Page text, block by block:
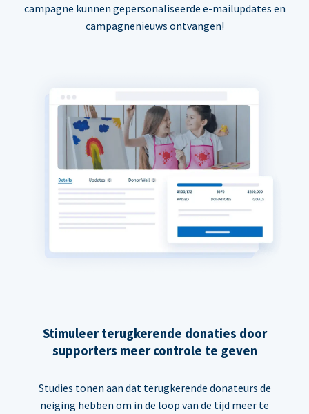
campagne kunnen gepersonaliseerde e-mailupdates en
campagnenieuws ontvangen!
Stimuleer terugkerende donaties door
supporters meer controle te geven
Studies tonen aan dat terugkerende donateurs de
neiging hebben om in de loop van de tijd meer te